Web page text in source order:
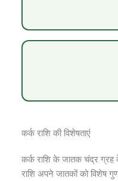
कर्क राशि की विशेषताएं
कर्क राशि के जातक चंद्र
राशि अपने जातकों को विशेष